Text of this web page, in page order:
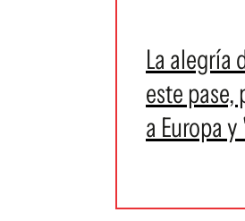
La alegría
este
a Europa